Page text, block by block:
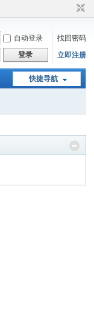
自动登录
找回密码
登录 立即注册
快捷导航